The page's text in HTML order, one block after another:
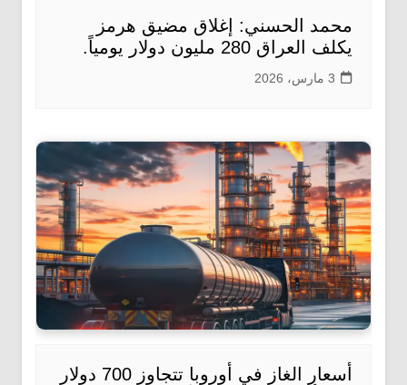
محمد الحسني: إغلاق مضيق هرمز
يكلف العراق 280 مليون دولار يومياً.
3 مارس، 2026
أسعار الغاز في أوروبا تتجاوز 700 دولار